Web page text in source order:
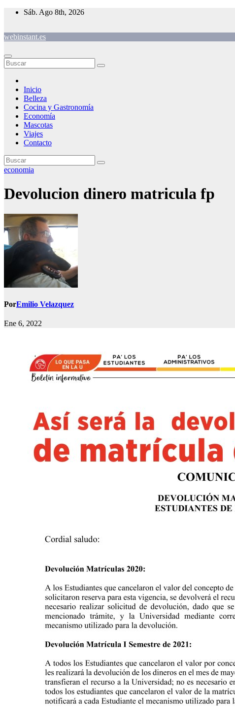
Saltar
Sáb. Ago 8th, 2026
webinstant.es
Inicio
Belleza
Cocina y Gastronomía
Economía
Mascotas
Viajes
Contacto
economia
Devolucion dinero matricula fp
PorEmilio Velazquez
Ene 6, 2022